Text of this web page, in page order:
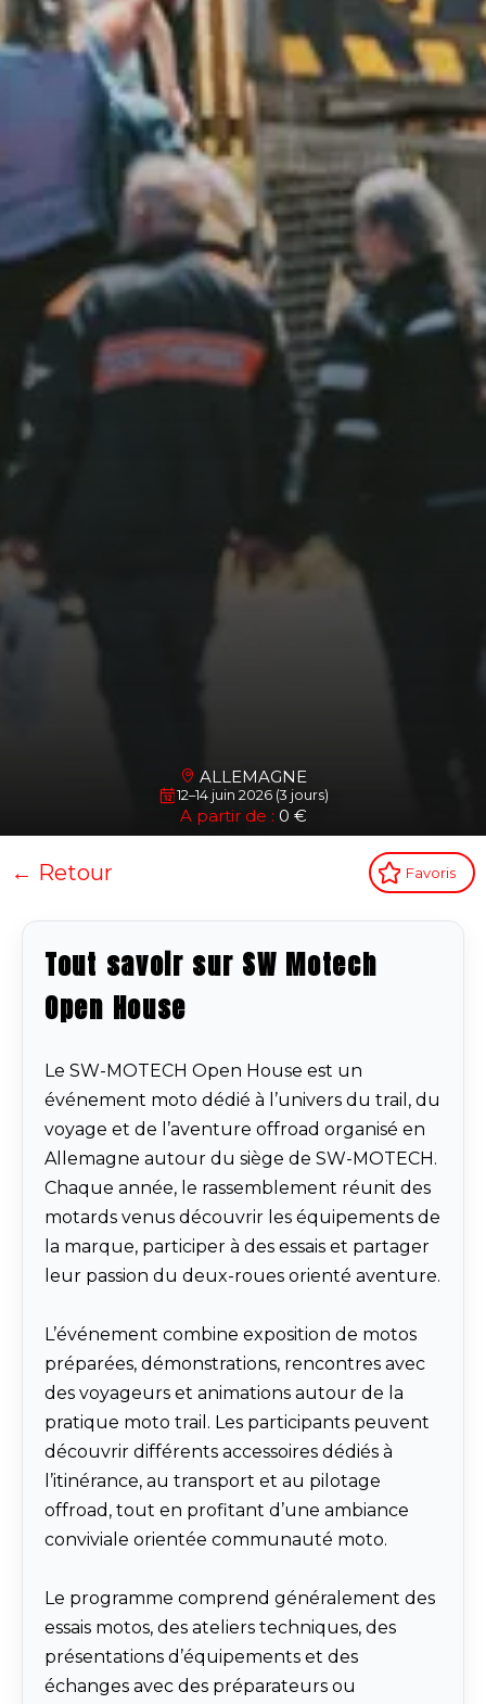
ALLEMAGNE
12–14 juin 2026 (3 jours)
A partir de : 0 €
← Retour Favoris
Tout savoir sur SW Motech
Open House
Le SW-MOTECH Open House est un
événement moto dédié à l’univers du trail, du
voyage et de l’aventure offroad organisé en
Allemagne autour du siège de SW-MOTECH.
Chaque année, le rassemblement réunit des
motards venus découvrir les équipements de
la marque, participer à des essais et partager
leur passion du deux-roues orienté aventure.
L’événement combine exposition de motos
préparées, démonstrations, rencontres avec
des voyageurs et animations autour de la
pratique moto trail. Les participants peuvent
découvrir différents accessoires dédiés à
l’itinérance, au transport et au pilotage
offroad, tout en profitant d’une ambiance
conviviale orientée communauté moto.
Le programme comprend généralement des
essais motos, des ateliers techniques, des
présentations d’équipements et des
échanges avec des préparateurs ou